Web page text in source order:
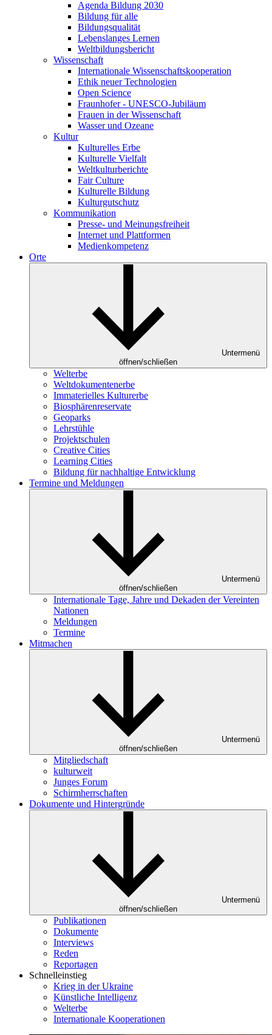
Agenda Bildung 2030
Bildung für alle
Bildungsqualität
Lebenslanges Lernen
Weltbildungsbericht
Wissenschaft
Internationale Wissenschaftskooperation
Ethik neuer Technologien
Open Science
Fraunhofer - UNESCO-Jubiläum
Frauen in der Wissenschaft
Wasser und Ozeane
Kultur
Kulturelles Erbe
Kulturelle Vielfalt
Weltkulturberichte
Fair Culture
Kulturelle Bildung
Kulturgutschutz
Kommunikation
Presse- und Meinungsfreiheit
Internet und Plattformen
Medienkompetenz
Orte
Untermenü
öffnen/schließen
Welterbe
Weltdokumentenerbe
Immaterielles Kulturerbe
Biosphärenreservate
Geoparks
Lehrstühle
Projektschulen
Creative Cities
Learning Cities
Bildung für nachhaltige Entwicklung
Termine und Meldungen
Untermenü
öffnen/schließen
Internationale Tage, Jahre und Dekaden der Vereinten
Nationen
Meldungen
Termine
Mitmachen
Untermenü
öffnen/schließen
Mitgliedschaft
kulturweit
Junges Forum
Schirmherrschaften
Dokumente und Hintergründe
Untermenü
öffnen/schließen
Publikationen
Dokumente
Interviews
Reden
Reportagen
Schnelleinstieg
Krieg in der Ukraine
Künstliche Intelligenz
Welterbe
Internationale Kooperationen